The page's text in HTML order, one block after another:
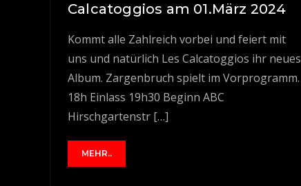
Calcatoggios am 01.März 2024
Kommt alle Zahlreich vorbei und feiert mit
uns und natürlich Les Calcatoggios ihr neues
Album. Zargenbruch spielt im Vorprogramm.
18h Einlass 19h30 Beginn ABC
Hirschgartenstr […]
MEHR..